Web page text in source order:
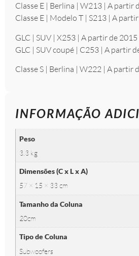
Classe E | Berlina | W213 | A partir
Classe E | Modelo T | S213 | A
GLC | SUV | X253 | A partir de 2015
GLC | SUV coupé | C253 | A partir
Classe S | Berlina | W222 | A partir
INFORMAÇÃO
Peso
3.3 kg
Dimensões (C x L x A)
57 × 15 × 33 cm
Tamanho da Coluna
20cm
Tipo de Coluna
Subwoofers